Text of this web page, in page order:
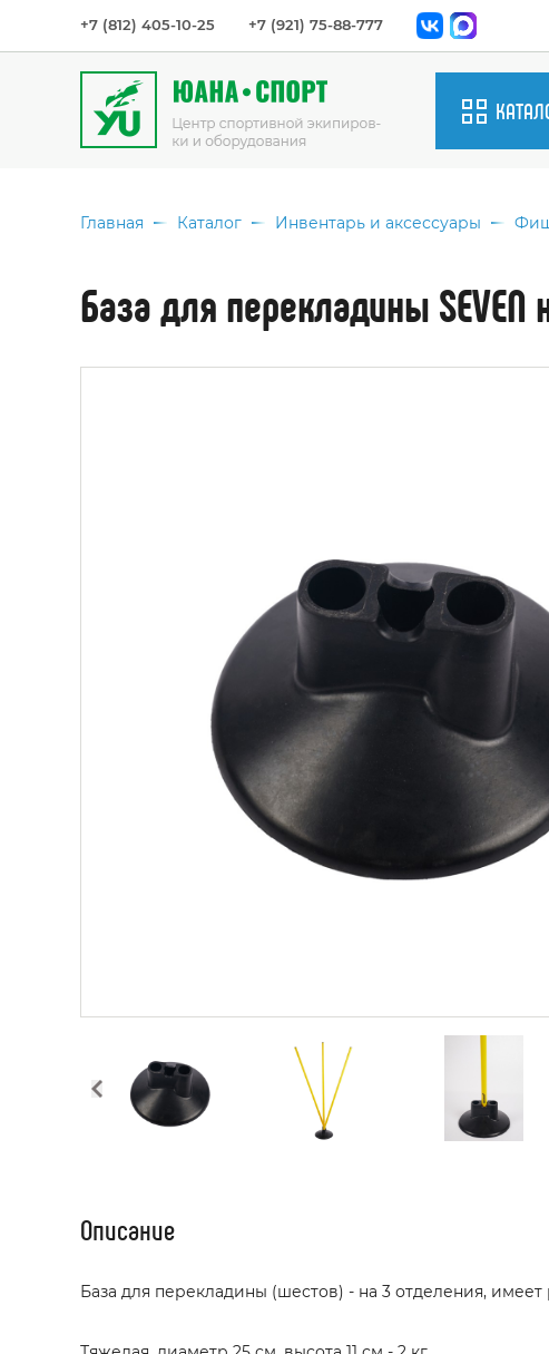
+7 (812) 405-10-25 +7 (921) 75-88-777
Мячи
Сетки
Главная Каталог Инвентарь и аксессуары
База для перекладины SEVEN
Описание
База для перекладины (шестов) - на 3 отделения, имеет